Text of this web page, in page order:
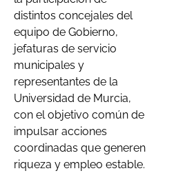
distintos concejales del
equipo de Gobierno,
jefaturas de servicio
municipales y
representantes de la
Universidad de Murcia,
con el objetivo común de
impulsar acciones
coordinadas que generen
riqueza y empleo estable.